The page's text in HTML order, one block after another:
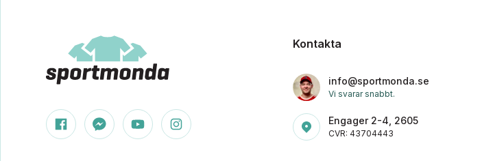
Kontakta
info@sportmonda.se
Vi svarar snabbt.
Engager 2-4, 2605
CVR: 43704443